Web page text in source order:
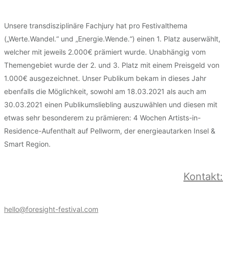
Unsere transdisziplinäre Fachjury hat pro Festivalthema
(„Werte.Wandel.“ und „Energie.Wende.“) einen 1. Platz auserwählt,
welcher mit jeweils 2.000€ prämiert wurde. Unabhängig vom
Themengebiet wurde der 2. und 3. Platz mit einem Preisgeld von
1.000€ ausgezeichnet. Unser Publikum bekam in dieses Jahr
ebenfalls die Möglichkeit, sowohl am 18.03.2021 als auch am
30.03.2021 einen Publikumsliebling auszuwählen und diesen mit
etwas sehr besonderem zu prämieren: 4 Wochen Artists-in-
Residence-Aufenthalt auf Pellworm, der energieautarken Insel &
Smart Region.
Kontakt:
hello@foresight-festival.com